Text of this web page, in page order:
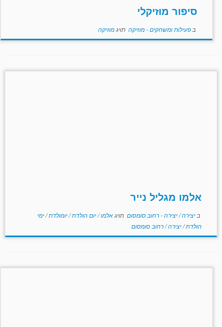
סיפור מוזיקלי
ב פעילות ומשחקים - מוזיקה תויגמוזיקה
אלמו מגליל נייר
ב יצירה/יצירה - רחוב סומסום תויגאלמו/יום הולדת/יומולדת/ימי
הולדת/יצירה/רחוב סומסום